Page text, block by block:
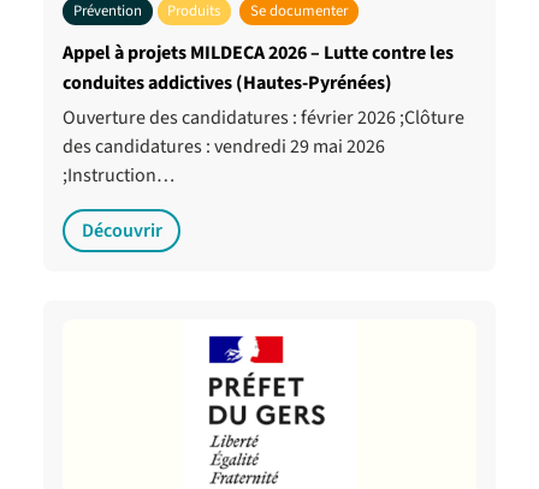
Prévention Produits Se documenter
Appel à projets MILDECA 2026 – Lutte contre les
conduites addictives (Hautes-Pyrénées)
Ouverture des candidatures : février 2026 ;Clôture
des candidatures : vendredi 29 mai 2026
;Instruction…
Découvrir